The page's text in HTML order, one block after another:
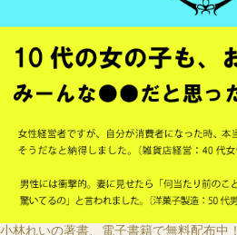
小林れいの著書、電子書籍で無料配布中！